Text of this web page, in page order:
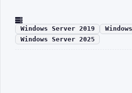
Windows Server 2019
Windows Server 2025